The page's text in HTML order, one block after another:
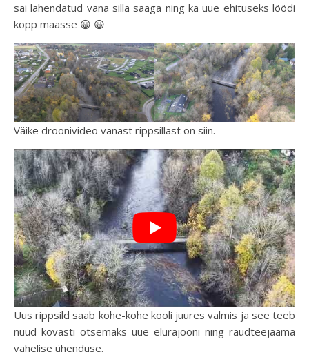
sai lahendatud vana silla saaga ning ka uue ehituseks löödi
kopp maasse 😀 😀
Väike droonivideo vanast rippsillast on siin.
Uus rippsild saab kohe-kohe kooli juures valmis ja see teeb
nüüd kõvasti otsemaks uue elurajooni ning raudteejaama
vahelise ühenduse.